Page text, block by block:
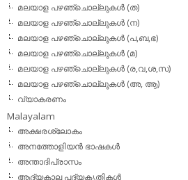
മലയാള പഴഞ്ചൊല്ലുകള്‍ (ത)
മലയാള പഴഞ്ചൊല്ലുകള്‍ (ന)
മലയാള പഴഞ്ചൊല്ലുകള്‍ (പ,ബ,ഭ)
മലയാള പഴഞ്ചൊല്ലുകള്‍ (മ)
മലയാള പഴഞ്ചൊല്ലുകള്‍ (ര,വ,ശ,സ)
മലയാള പഴഞ്ചൊല്ലുകൾ (അ, ആ)
വ്യാകരണം
Malayalam
അക്ഷരശ്ലോകം
അനത്തോളിയന്‍ ഭാഷകള്‍
അന്താദിപ്രാസം
ആദ്യകാല പദ്യകൃതികള്‍